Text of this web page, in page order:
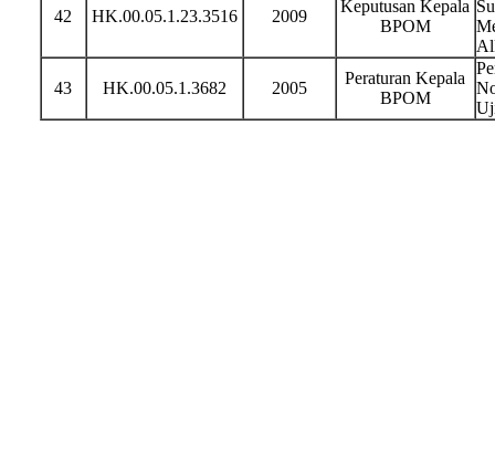
42 HK.00.05.1.23.3516 2009
Keputusan Kepala
BPOM
43 HK.00.05.1.3682 2005
Peraturan Kepala
BPOM